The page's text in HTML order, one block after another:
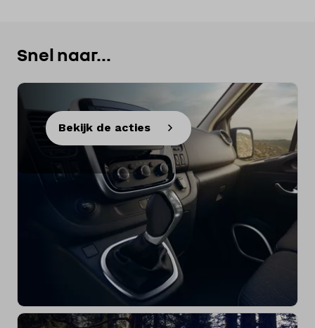
Snel naar...
Bekijk de acties